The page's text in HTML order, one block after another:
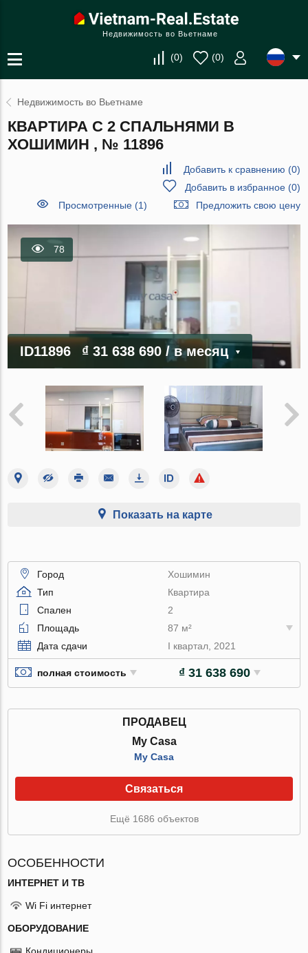
Недвижимость во Вьетнаме
(0) (0)
Недвижимость во Вьетнаме
КВАРТИРА С 2 СПАЛЬНЯМИ В
ХОШИМИН , № 11896
Добавить к сравнению (0)
Добавить в избранное(0)
Просмотренные (1)
Предложить свою цену
78
ID11896 ₫ 31 638 690/ в месяц
Показать на карте
Город
Хошимин
Тип
Квартира
Спален
2
Площадь
87 м²
Дата сдачи
I квартал, 2021
полная стоимость ₫ 31 638 690
ПРОДАВЕЦ
My Casa
My Casa
Связаться
Ещё 1686 объектов
ОСОБЕННОСТИ
ИНТЕРНЕТ И ТВ
Wi Fi интернет
ОБОРУДОВАНИЕ
Кондиционеры